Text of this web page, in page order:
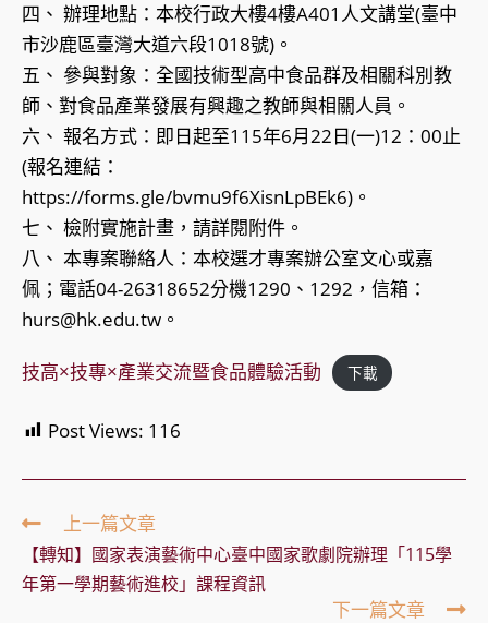
四、 辦理地點：本校行政大樓4樓A401人文講堂(臺中
市沙鹿區臺灣大道六段1018號)。
五、 參與對象：全國技術型高中食品群及相關科別教
師、對食品產業發展有興趣之教師與相關人員。
六、 報名方式：即日起至115年6月22日(一)12：00止
(報名連結：
https://forms.gle/bvmu9f6XisnLpBEk6)。
七、 檢附實施計畫，請詳閱附件。
八、 本專案聯絡人：本校選才專案辦公室文心或嘉
佩；電話04-26318652分機1290、1292，信箱：
hurs@hk.edu.tw。
技高×技專×產業交流暨食品體驗活動 下載
Post Views: 116
Read
more
articles
上一篇文章
【轉知】國家表演藝術中心臺中國家歌劇院辦理「115學
年第一學期藝術進校」課程資訊
下一篇文章